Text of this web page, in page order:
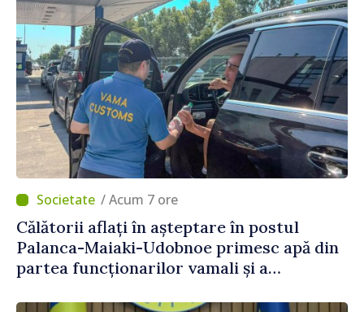
/ Acum 7 ore
Călătorii aflați în așteptare în postul
Palanca-Maiaki-Udobnoe primesc apă din
partea funcționarilor vamali și a